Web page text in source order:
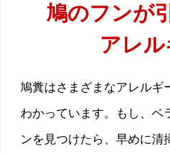
鳩のフンが
アレ
鳩糞はさまざまなアレルギ
わかっています。もし、ベ
ンを見つけたら、早めに清